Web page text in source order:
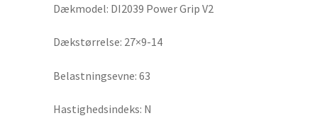
Dækmodel: DI2039 Power Grip V2
Dækstørrelse: 27×9-14
Belastningsevne: 63
Hastighedsindeks: N